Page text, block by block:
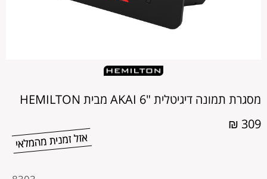
מסגרת תמונה דיגיטלית "6 AKAI מבית HEMILTON
309 ₪